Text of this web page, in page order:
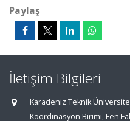
Paylaş
İletişim Bilgileri
Karadeniz Teknik
Koordinasyon Birimi, Fen